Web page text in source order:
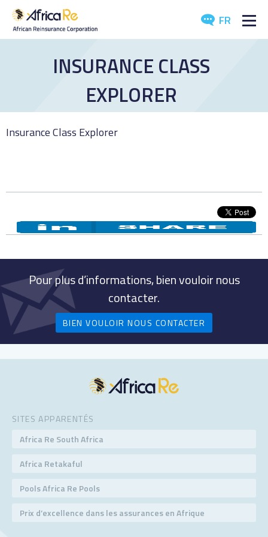
FR
INVESTISSEURS
INSURANCE CLASS
EXPLORER
Insurance Class Explorer
Pour plus d’informations, bien vouloir nous
contacter.
BIEN VOULOIR NOUS CONTACTER
SITES APPARENTÉS
Africa Re South Africa
Africa Retakaful
Pools Africa Re Pools
Prix d’excellence dans les assurances en Afrique